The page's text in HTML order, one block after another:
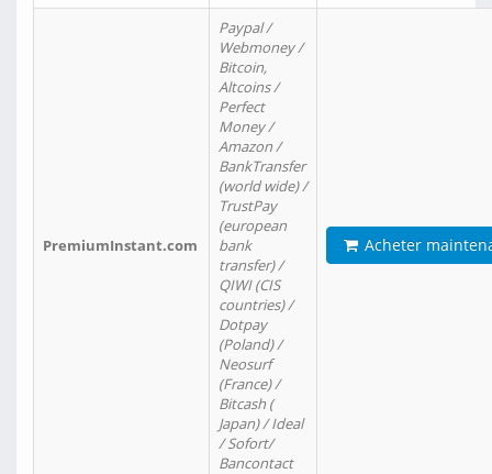
PremiumInstant.com
Paypal /
Webmoney /
Bitcoin,
Altcoins /
Perfect
Money /
Amazon /
BankTransfer
(world wide) /
TrustPay
(european
bank
transfer) /
QIWI (CIS
countries) /
Dotpay
(Poland) /
Neosurf
(France) /
Bitcash (
Japan) / Ideal
/ Sofort/
Bancontact
Acheter